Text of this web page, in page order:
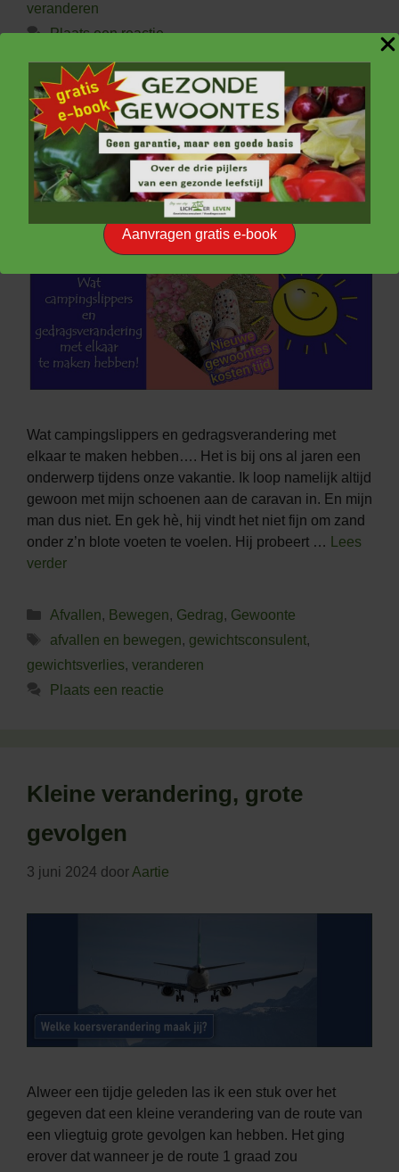
Aanvragen gratis e-book
veranderen
Plaats een reactie
Campingslippers en
gedragsverandering
Aartie
Wat campingslippers en gedragsverandering met
elkaar te maken hebben…. Het is bij ons al jaren een
onderwerp tijdens onze vakantie. Ik loop namelijk altijd
gewoon met mijn schoenen aan de caravan in. En mijn
man dus niet. En gek hè, hij vindt het niet fijn om zand
onder z’n blote voeten te voelen. Hij probeert …
Lees
verder
Categorieën
Afvallen, Bewegen, Gedrag, Gewoonte
Tags
afvallen en bewegen, gewichtsconsulent,
gewichtsverlies, veranderen
Plaats een reactie
Kleine verandering, grote
gevolgen
3 juni 2024 door Aartie
Alweer een tijdje geleden las ik een stuk over het
gegeven dat een kleine verandering van de route van
een vliegtuig grote gevolgen kan hebben. Het ging
erover dat wanneer je de route 1 graad zou